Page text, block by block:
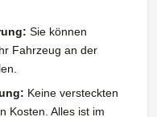
Sie können
Fahrzeug an der
Keine versteckten
Kosten. Alles ist im